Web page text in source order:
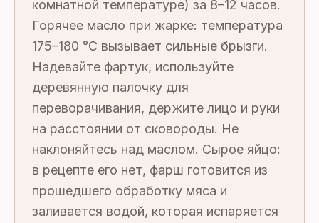
комнатной температуре) за 8–12 часов.
Горячее масло при жарке: температура
175–180 °C вызывает сильные брызги.
Надевайте фартук, используйте
деревянную палочку для
переворачивания, держите лицо и руки
на расстоянии от сковороды. Не
наклоняйтесь над маслом. Сырое яйцо:
в рецепте его нет, фарш готовится из
прошедшего обработку мяса и
заливается водой, которая испаряется